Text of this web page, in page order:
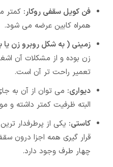
فن کویل سقفی روکار: کمتر
همراه کابین عرضه می شود.
زمینی ( به شکل روبرو زن یا
زن بوده و از مشکلات آن
تعمیر راحت تر آن است.
دیواری: می توان از آن به
البته ظرفیت کمتر داشته و
کاستی: یکی از پرطرفدار
قرار گیری همه اجزا درون
چهار طرف وجود دارد.